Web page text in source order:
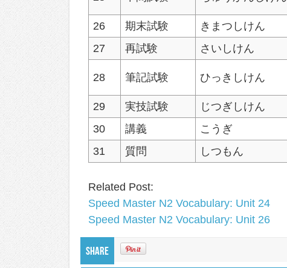
26 期末試験 きまつしけん
27
再試験 さいしけん
28 筆記試験 ひっきしけん
29
実技試験 じつぎしけん
30
講義 こうぎ
31
質問 しつもん
Related Post:
Speed Master N2 Vocabulary: Unit 24
Speed Master N2 Vocabulary: Unit 26
Share